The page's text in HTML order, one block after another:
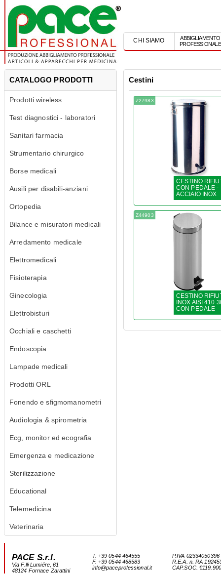
CHI SIAMO
ABBIGLIAMENTO
PROFESSIONALE
CATALOGO PRODOTTI
Prodotti wireless
Test diagnostici - laboratori
Sanitari farmacia
Strumentario chirurgico
Borse medicali
Ausili per disabili-anziani
Ortopedia
Bilance e misuratori medicali
Arredamento medicale
Elettromedicali
Fisioterapia
Ginecologia
Elettrobisturi
Occhiali e caschetti
Endoscopia
Lampade medicali
Prodotti ORL
Fonendo e sfigmomanometri
Audiologia & spirometria
Ecg, monitor ed ecografia
Emergenza e medicazione
Sterilizzazione
Educational
Telemedicina
Veterinaria
Cestini
CESTINO
CON PEDALE -
ACCIAIO INOX
Z27983
CESTINO
INOX AISI 410
CON PEDALE
Z44903
PACE S.r.l.
Via F.lli Lumiére, 61
48124 Fornace Zarattini
T. +39 0544 464555
F. +39 0544 468583
info@paceprofessional.it
P.IVA 02334050396
R.E.A. n. RA
CAP.SOC.